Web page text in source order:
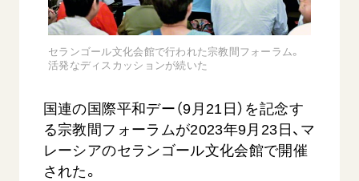
第2代会長・戸田城聖先生
第3代会長・池田大作先生
展示活動
図書贈呈
創価学会 社会憲章
組織・機構
会長・理事長・各部長の紹介
略年表
入会について
関連団体
小説『新・人間革命』『人間革命』要旨
御書検索［新版］
関連リンク
創価学会総本部
聖教電子版
聖教ブックストア
soka youth media
ご意見
セランゴール文化会館で行われた宗教間フォーラム。
活発なディスカッションが続いた
国連の国際平和デー（9月21日）を記念す
る宗教間フォーラムが2023年9月23日、マ
レーシアのセランゴール文化会館で開催
された。